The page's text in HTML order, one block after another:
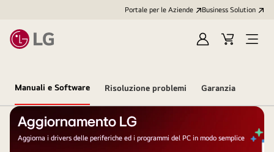
Portale per le Aziende Business Solution
AccediCart
Open
Manuali e Software Risoluzione problemi Garanzia
Aggiornamento LG
Aggiorna i drivers delle periferiche ed i programmi del PC in modo semplice